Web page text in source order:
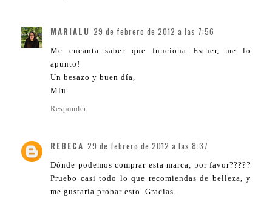
MARIALU 29 de febrero de 2012 a las 7:56
Me encanta saber que funciona Esther, me lo
apunto!
Un besazo y buen día,
Mlu
Responder
REBECA 29 de febrero de 2012 a las 8:37
Dónde podemos comprar esta marca, por favor?????
Pruebo casi todo lo que recomiendas de belleza, y
me gustaría probar esto. Gracias.